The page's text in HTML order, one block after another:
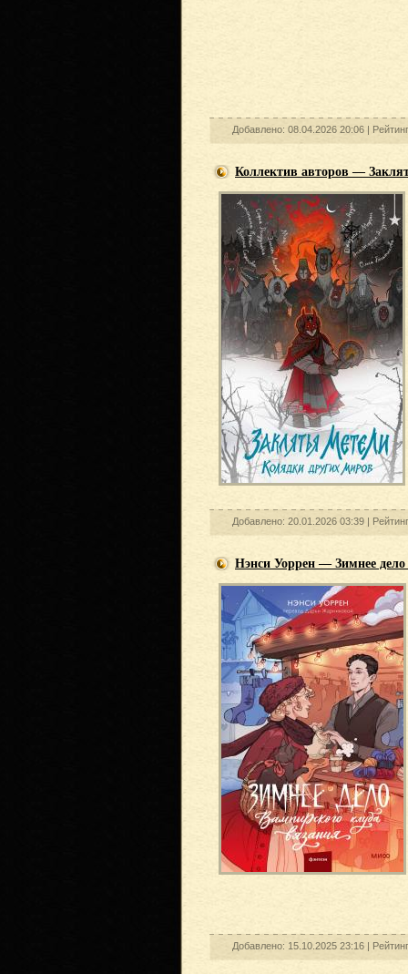
Добавлено: 08.04.2026 20:06 |
Коллектив авторов —
Добавлено: 20.01.2026 03:39 |
Нэнси Уоррен — Зимнее
Добавлено: 15.10.2025 23:16 |